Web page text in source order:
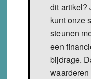
dit artikel?
kunt onze
steunen
een
bijdrage.